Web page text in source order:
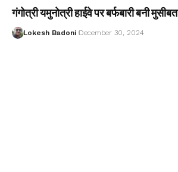
गंगोत्री यमुनोत्री हाईवे पर बर्फबारी बनी मुसीबत
Lokesh Badoni December 30, 2024